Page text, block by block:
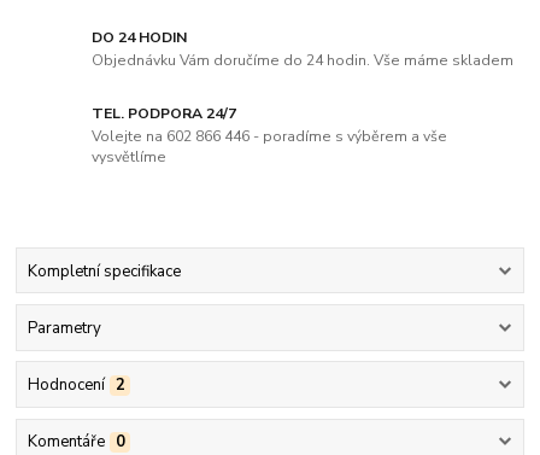
DO 24 HODIN
Objednávku Vám doručíme do 24 hodin. Vše máme skladem
TEL. PODPORA 24/7
Volejte na 602 866 446 - poradíme s výběrem a vše
vysvětlíme
Kompletní specifikace
Parametry
Hodnocení 2
Komentáře 0